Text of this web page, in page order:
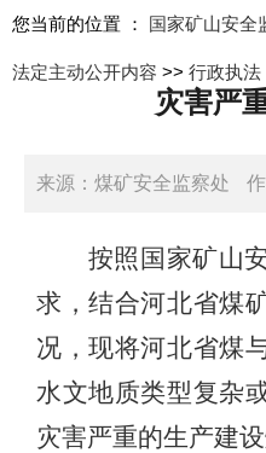
您当前的位置 ： 国家矿山安全
法定主动公开内容 >> 行政执法
灾害严
来源：煤矿安全监察处
日期：2025-07-01 09:33:43
按照国家矿山
求，结合河北省煤
况，现将河北省煤
水文地质类型复杂
灾害严重的生产建